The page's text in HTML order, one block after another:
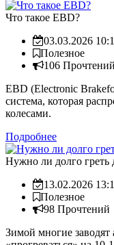
Что такое EBD?
03.03.2026
Полезное
106 Прочтений
EBD (Electronic
система, которая
колесами.
Подробнее
Нужно ли долго греть
13.02.2026
Полезное
98 Прочтений
Зимой многие заводят